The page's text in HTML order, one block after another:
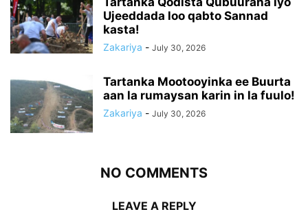
Ujeeddada loo qabto Sannad
kasta!
Zakariya - July 30, 2026
Tartanka Mootooyinka ee Buurta
aan la rumaysan karin in la fuulo!
Zakariya - July 30, 2026
NO COMMENTS
LEAVE A REPLY